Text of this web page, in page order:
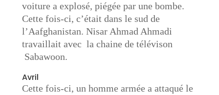
voiture a explosé, piégée par une bombe.
Cette fois-ci, c’était dans le sud de
l’Aafghanistan. Nisar Ahmad Ahmadi
travaillait avec la chaine de télévison
Sabawoon.
Avril
Cette fois-ci, un homme armée a attaqué le